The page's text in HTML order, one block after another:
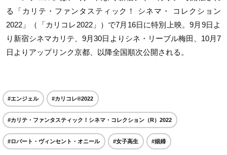
る「カリテ・ファンタスティック！ シネマ・ コレクション
2022」（「カリコレ2022」）で7月16日に特別上映。9月9日よ
り新宿シネマカリテ、9月30日よりシネ・リーブル梅田、10月7
日よりアップリンク京都、以降全国順次公開される。
#エンジェル #カリコレ®2022
#カリテ・ファンタスティック！シネマ・コレクション（R）2022
#ロバート・ヴィンセント・オニール #女子高生 #娼婦